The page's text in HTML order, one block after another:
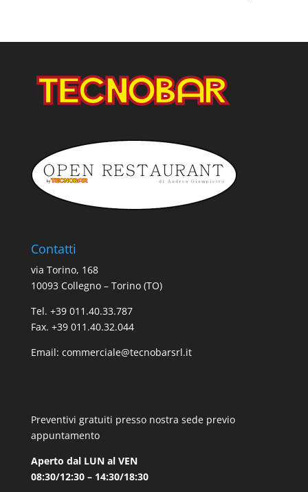
Contatti
via Torino, 168
10093 Collegno – Torino (TO)
Tel. +39 011.40.33.787
Fax. +39 011.40.32.044
Email: commerciale@tecnobarsrl.it
Preventivi gratuiti presso nostra sede previo
appuntamento
Aperto dal LUN al VEN
08:30/12:30 – 14:30/18:30